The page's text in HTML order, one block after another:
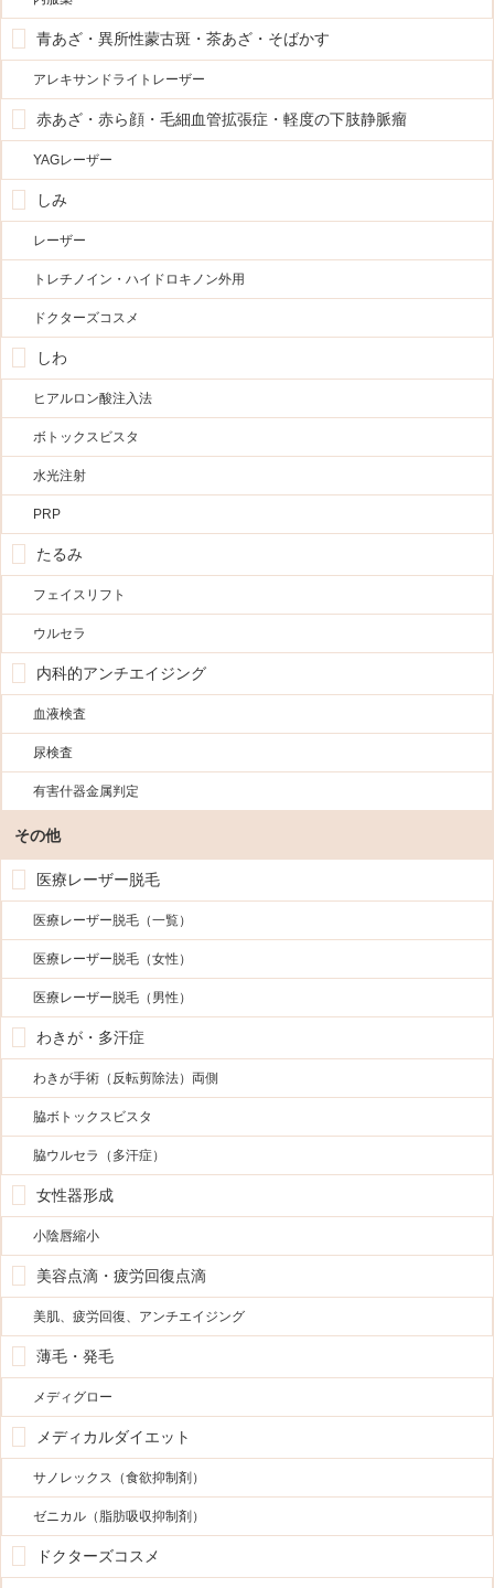
青あざ・異所性蒙古斑・茶あざ・そばかす
アレキサンドライトレーザー
赤あざ・赤ら顔・毛細血管拡張症・軽度の下肢静脈瘤
YAGレーザー
しみ
レーザー
トレチノイン・ハイドロキノン外用
ドクターズコスメ
しわ
ヒアルロン酸注入法
ボトックスビスタ
水光注射
PRP
たるみ
フェイスリフト
ウルセラ
内科的アンチエイジング
血液検査
尿検査
有害什器金属判定
その他
医療レーザー脱毛
医療レーザー脱毛（一覧）
医療レーザー脱毛（女性）
医療レーザー脱毛（男性）
わきが・多汗症
わきが手術（反転剪除法）両側
脇ボトックスビスタ
脇ウルセラ（多汗症）
女性器形成
小陰唇縮小
美容点滴・疲労回復点滴
美肌、疲労回復、アンチエイジング
薄毛・発毛
メディグロー
メディカルダイエット
サノレックス（食欲抑制剤）
ゼニカル（脂肪吸収抑制剤）
ドクターズコスメ